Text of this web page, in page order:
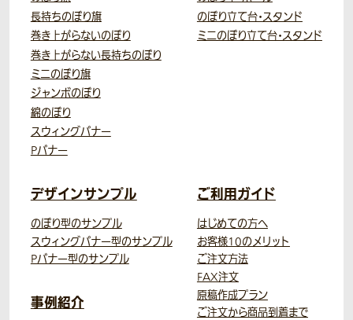
長持ちのぼり旗
巻き上がらないのぼり
巻き上がらない長持ちのぼり
ミニのぼり旗
ジャンボのぼり
綿のぼり
スウィングバナー
Pバナー
のぼり立て台・スタンド
ミニのぼり立て台・スタンド
デザインサンプル
のぼり型のサンプル
スウィングバナー型のサンプル
Pバナー型のサンプル
事例紹介
ご利用ガイド
はじめての方へ
お客様10のメリット
ご注文方法
FAX注文
原稿作成プラン
ご注文から商品到着まで